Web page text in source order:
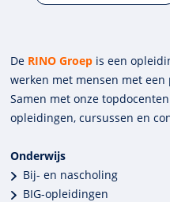
De RINO Groep is een
werken met mensen met
Samen met onze
opleidingen, cursussen en
Onderwijs
Bij- en nascholing
BIG-opleidingen